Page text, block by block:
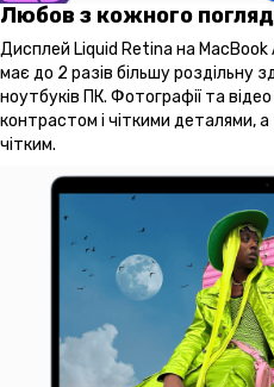
Любов з кожного
Дисплей Liquid Retina на MacBook
має до 2 разів більшу роздільну
ноутбуків ПК. Фотографії та
контрастом і чіткими деталями,
чітким.